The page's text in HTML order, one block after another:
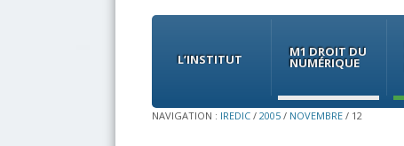
Menu
Skip
contentL’INSTITUT M1 DROIT DU
NUMÉRIQUE
NAVIGATION : IREDIC / 2005 / NOVEMBRE / 12